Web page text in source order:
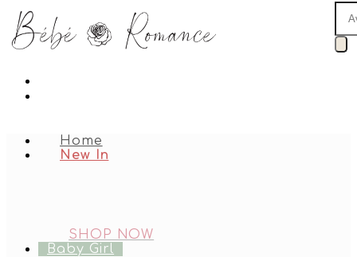
Home
New In
SHOP NOW
Baby Girl